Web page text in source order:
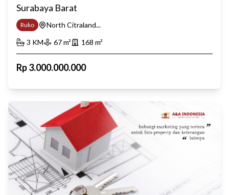
Surabaya Barat
Ruko
North Citraland...
3 KM 67m² 168 m²
Rp3.000.000.000